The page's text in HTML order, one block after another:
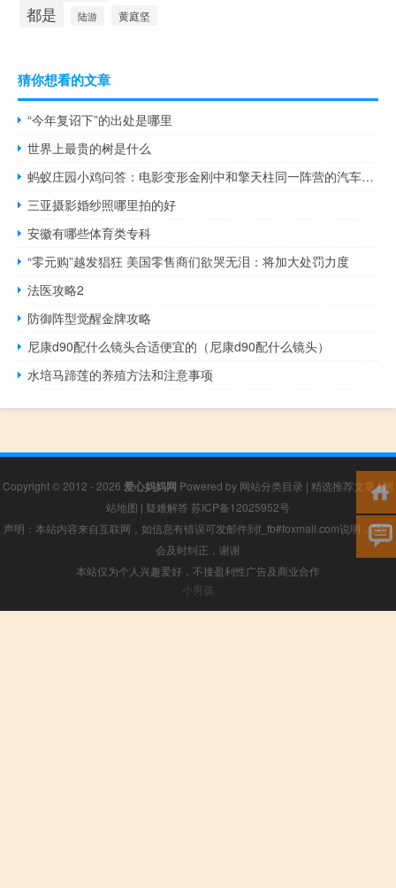
都是 陆游 黄庭坚
猜你想看的文章
“今年复诏下”的出处是哪里
世界上最贵的树是什么
蚂蚁庄园小鸡问答：电影变形金刚中和擎天柱同一阵营的汽车人是
三亚摄影婚纱照哪里拍的好
安徽有哪些体育类专科
“零元购”越发猖狂 美国零售商们欲哭无泪：将加大处罚力度
法医攻略2
防御阵型觉醒金牌攻略
尼康d90配什么镜头合适便宜的（尼康d90配什么镜头）
水培马蹄莲的养殖方法和注意事项
Copyright © 2012 - 2026 爱心妈妈网 Powered by 网站分类目录 | 精选推荐文章|网
站地图 | 疑难解答 苏ICP备12025952号
声明：本站内容来自互联网，如信息有错误可发邮件到f_fb#foxmail.com说明，我们
会及时纠正，谢谢
本站仅为个人兴趣爱好，不接盈利性广告及商业合作
小男孩